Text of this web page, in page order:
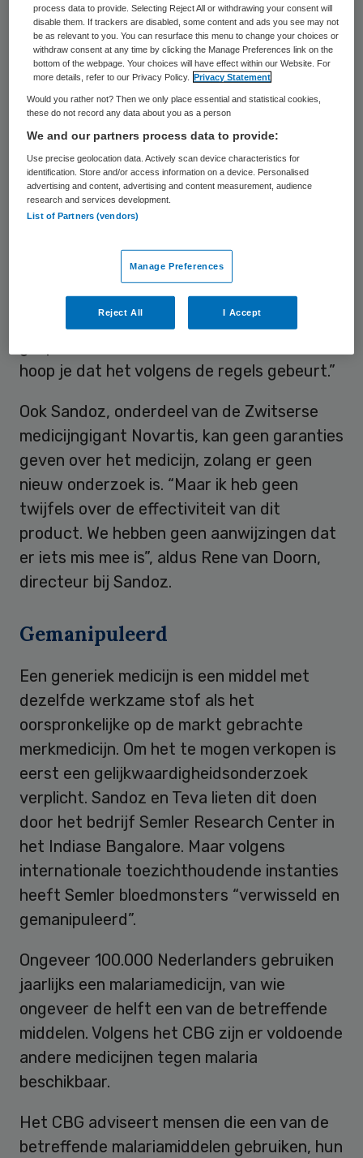
Volgens het College ter Beoordeling van
Geneesmiddelen (CBG) zijn er geen
aanwijzingen dat er iets mis is met de
werkzaamheid en veiligheid van deze
producten zelf.
Hennie Henrichs, directeur bij Teva Pharma
Nederland, zegt echter niet te kunnen
garanderen dat zijn malariamedicijn veilig is.
“Of het de juiste werking heeft kan en durf
ik nu niet meer te zeggen. Er moeten eerst
nieuwe studies komen”, aldus Henrichs. Van
gesjoemel met onderzoeksgegevens weet
hij niets. “Als je een bedrijf inschakelt dat
hoop je dat het volgens de regels gebeurt.”
Ook Sandoz, onderdeel van de Zwitserse
medicijngigant Novartis, kan geen garanties
geven over het medicijn, zolang er geen
nieuw onderzoek is. “Maar ik heb geen
twijfels over de effectiviteit van dit
product. We hebben geen aanwijzingen dat
er iets mis mee is”, aldus Rene van Doorn,
directeur bij Sandoz.
Gemanipuleerd
Een generiek medicijn is een middel met
dezelfde werkzame stof als het
oorspronkelijke op de markt gebrachte
merkmedicijn. Om het te mogen verkopen is
eerst een gelijkwaardigheidsonderzoek
verplicht. Sandoz en Teva lieten dit doen
door het bedrijf Semler Research Center in
het Indiase Bangalore. Maar volgens
internationale toezichthoudende instanties
heeft Semler bloedmonsters “verwisseld en
gemanipuleerd”.
Ongeveer 100.000 Nederlanders gebruiken
jaarlijks een malariamedicijn, van wie
ongeveer de helft een van de betreffende
middelen. Volgens het CBG zijn er voldoende
andere medicijnen tegen malaria
beschikbaar.
Het CBG adviseert mensen die een van de
betreffende malariamiddelen gebruiken, hun
process data to provide. Selecting Reject All or withdrawing your consent will
disable them. If trackers are disabled, some content and ads you see may not
be as relevant to you. You can resurface this menu to change your choices or
withdraw consent at any time by clicking the Manage Preferences link on the
bottom of the webpage. Your choices will have effect within our Website. For
more details, refer to our Privacy Policy.
Privacy Statement
Would you rather not? Then we only place essential and statistical cookies,
these do not record any data about you as a person
We and our partners process data to provide:
Use precise geolocation data. Actively scan device characteristics for
identification. Store and/or access information on a device. Personalised
advertising and content, advertising and content measurement, audience
research and services development.
List of Partners (vendors)
Manage Preferences
Reject All I Accept